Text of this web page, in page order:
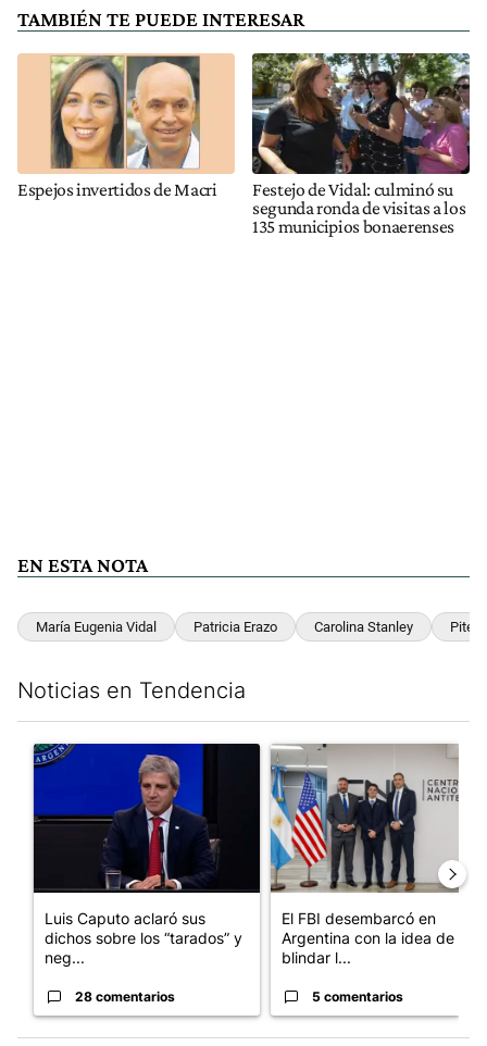
TAMBIÉN TE PUEDE INTERESAR
Espejos invertidos de Macri
Festejo de Vidal: culminó su
segunda ronda de visitas a los
135 municipios bonaerenses
EN ESTA NOTA
María Eugenia Vidal Patricia Erazo Carolina Stanley Piter
Noticias en Tendencia
Un artículo de tendencia con el título "Luis Caputo aclaró sus
Luis Caputo aclaró sus
dichos sobre los “tarados” y
neg...
28 comentarios
Un artículo de tendencia con
El FBI desembarcó en
Argentina con la idea de
blindar l...
5 comentarios